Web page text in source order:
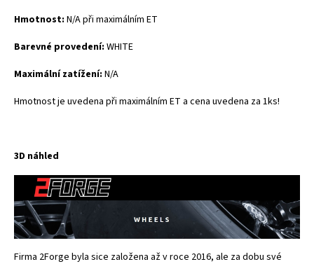
Hmotnost: N/A při maximálním ET
Barevné provedení: WHITE
Maximální zatížení: N/A
Hmotnost je uvedena při maximálním ET a cena uvedena za 1ks!
3D náhled
Firma 2Forge byla sice založena až v roce 2016, ale za dobu své